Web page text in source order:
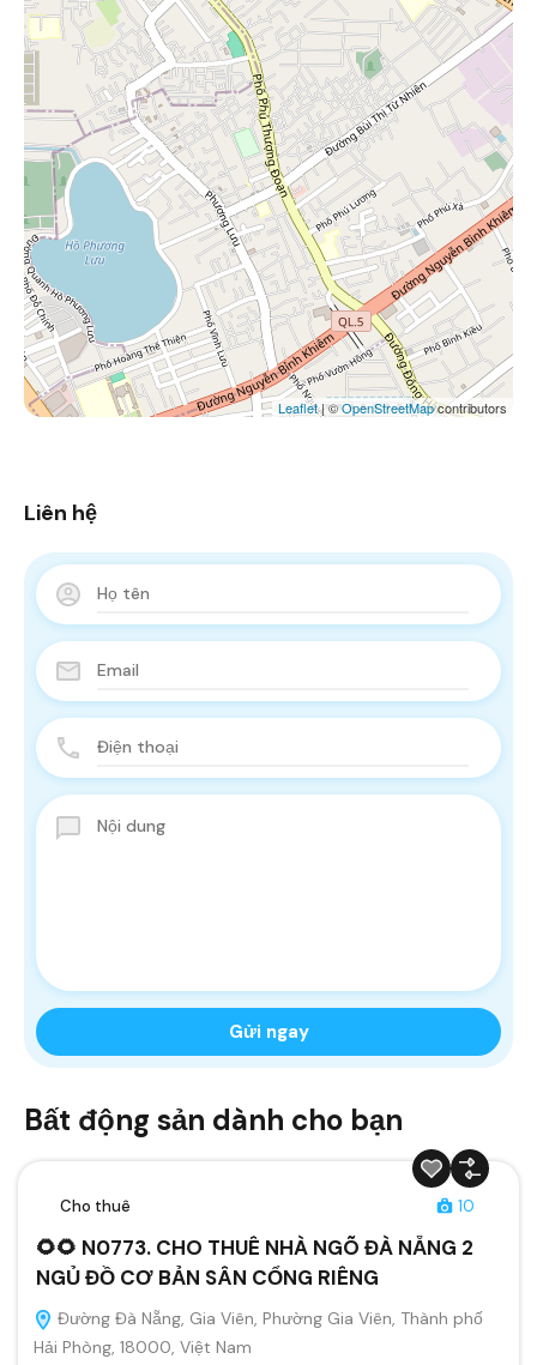
Leaflet| ©OpenStreetMapcontributors
Liên hệ
Bất động sản dành cho bạn
Cho thuê 10
🌻🌻 N0773. CHO THUÊ NHÀ NGÕ ĐÀ NẴNG 2
NGỦ ĐỒ CƠ BẢN SÂN CỔNG RIÊNG
Đường Đà Nẵng, Gia Viên, Phường Gia Viên, Thành phố
Hải Phòng, 18000, Việt Nam